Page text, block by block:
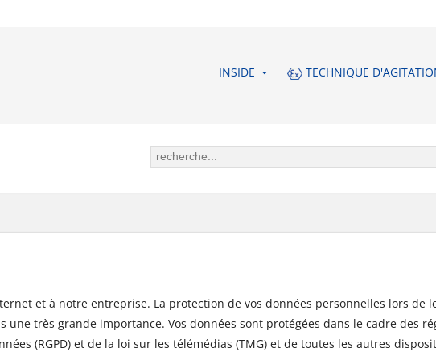
INSIDE TECHNIQUE
et à notre entreprise. La protection de vos données personnelles lors de
une très grande importance. Vos données sont protégées dans le cadre des
(RGPD) et de la loi sur les télémédias (TMG) et de toutes les autres